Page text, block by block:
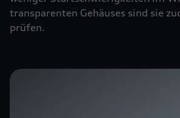
transparenten Gehäuses sind sie
prüfen.